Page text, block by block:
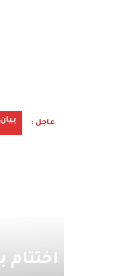
عاجل :
اختتام